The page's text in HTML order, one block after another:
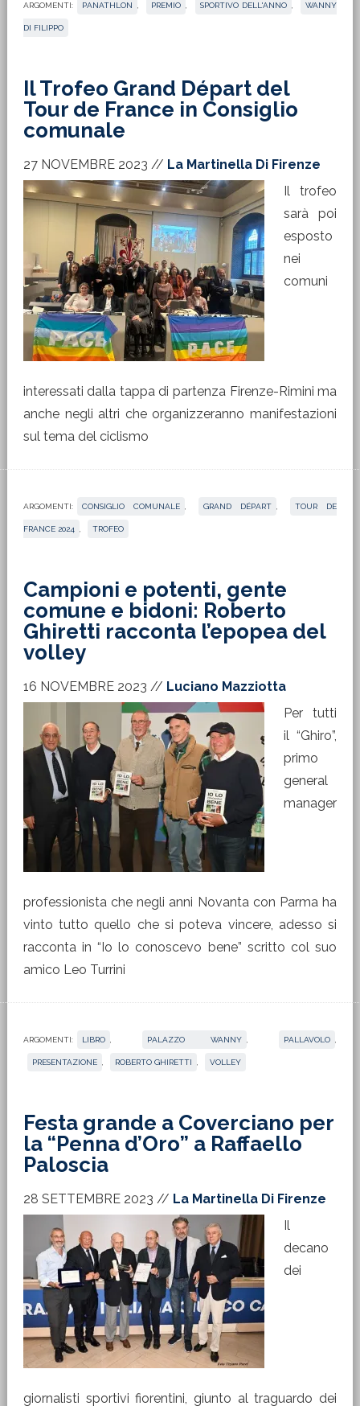
ARGOMENTI: PANATHLON PREMIO SPORTIVO DELL'ANNO WANNY
DI FILIPPO
Il Trofeo Grand Départ del
Tour de France in Consiglio
comunale
27 NOVEMBRE 2023 // La Martinella Di Firenze
Il trofeo
sarà poi
esposto
nei
comuni
interessati dalla tappa di partenza Firenze-Rimini ma
anche negli altri che organizzeranno manifestazioni
sul tema del ciclismo
ARGOMENTI: CONSIGLIO COMUNALE GRAND DÉPART TOUR DE
FRANCE 2024 TROFEO
Campioni e potenti, gente
comune e bidoni: Roberto
Ghiretti racconta l’epopea del
volley
16 NOVEMBRE 2023 // Luciano Mazziotta
Per tutti
il “Ghiro”,
primo
general
manager
professionista che negli anni Novanta con Parma ha
vinto tutto quello che si poteva vincere, adesso si
racconta in “Io lo conoscevo bene” scritto col suo
amico Leo Turrini
ARGOMENTI: LIBRO PALAZZO WANNY PALLAVOLO
PRESENTAZIONE ROBERTO GHIRETTI VOLLEY
Festa grande a Coverciano per
la “Penna d’Oro” a Raffaello
Paloscia
28 SETTEMBRE 2023 // La Martinella Di Firenze
Il
decano
dei
giornalisti sportivi fiorentini, giunto al traguardo dei